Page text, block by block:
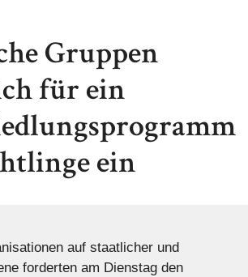
Gruppen
für ein
ein
auf staatlicher und
forderten am Dienstag den